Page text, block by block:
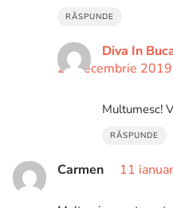
RĂSPUNDE
Diva In
24 decembrie
Multumesc!
RĂSPUNDE
Carmen 11